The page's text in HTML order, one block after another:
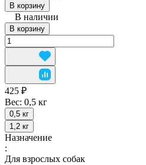
В корзину
В наличии
В корзину
425 ₽
Вес: 0,5 кг
0,5 кг
1,2 кг
Назначение
:
Для взрослых собак